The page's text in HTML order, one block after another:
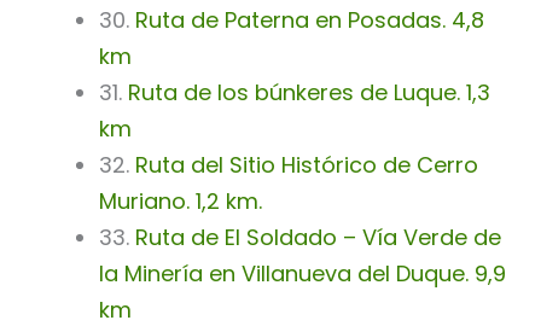
30. Ruta de Paterna en Posadas. 4,8
km
31. Ruta de los búnkeres de Luque. 1,3
km
32. Ruta del Sitio Histórico de Cerro
Muriano. 1,2 km.
33.Ruta de El Soldado – Vía Verde de
la Minería en Villanueva del Duque. 9,9
km